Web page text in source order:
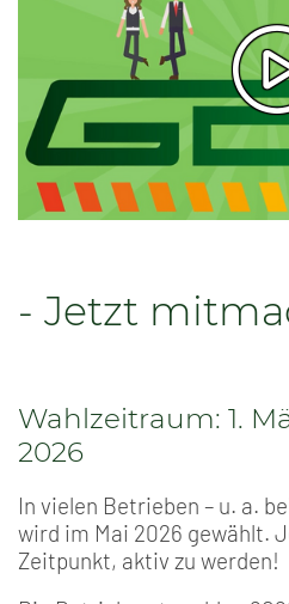
- Jetzt
Wahlzeitraum: 1.
2026
In vielen Betrieben – u. a.
wird im Mai 2026 gewählt.
Zeitpunkt, aktiv zu werden!